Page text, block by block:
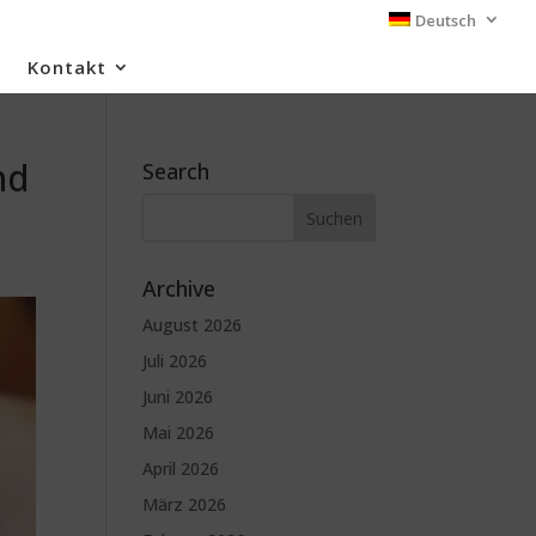
Deutsch
Kontakt
Search
Archive
August 2026
Juli 2026
Juni 2026
Mai 2026
April 2026
März 2026